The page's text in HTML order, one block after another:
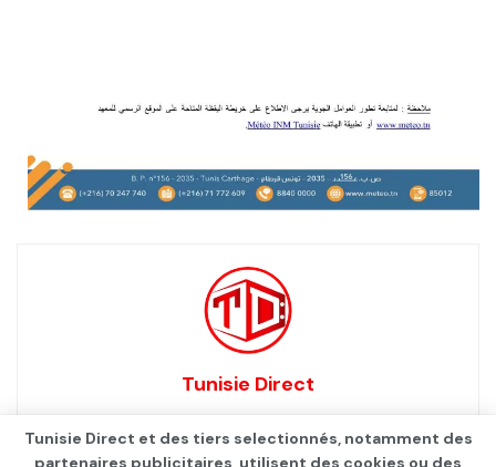
Tunisie Direct
Tunisie Direct et des tiers selectionnés, notamment des
partenaires publicitaires, utilisent des cookies ou des